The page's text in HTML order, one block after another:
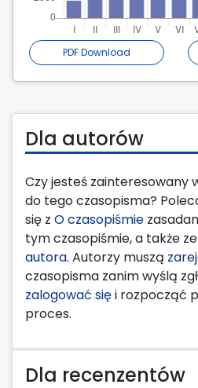
PDF Download
Dla autorów
Czy jesteś zainteresowany
do tego czasopisma?
się z O czasopiśmie
tym czasopiśmie, a także ze
autora. Autorzy muszą
czasopisma zanim wyślą
zalogować sięi rozpocząć
proces.
Dla recenzentów